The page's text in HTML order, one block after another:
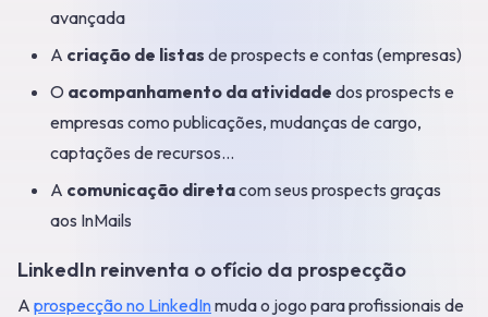
avançada
A criação de listas de prospects e contas (empresas)
O acompanhamento da atividade dos prospects e
empresas como publicações, mudanças de cargo,
captações de recursos...
A comunicação diretacom seus prospects graças
aos InMails
LinkedIn reinventa o ofício da prospecção
A prospecção no LinkedInmuda o jogo para profissionais de